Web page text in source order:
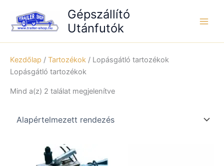
content
Gépszállító
Utánfutók
Kezdőlap / Tartozékok / Lopásgátló tartozékok
Lopásgátló tartozékok
Mind a(z) 2 találat megjelenítve